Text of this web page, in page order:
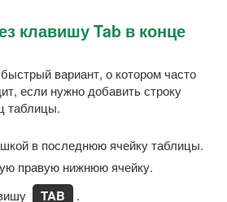
клавишу Tab в конце
вариант, о котором часто
если нужно добавить строку
таблицы.
в последнюю ячейку таблицы.
правую нижнюю ячейку.
TAB .